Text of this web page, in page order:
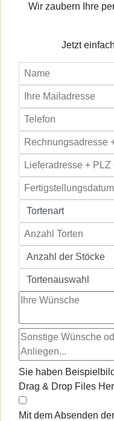
Wir zaubern Ihre
Jetzt
Sie haben
Drag & Drop Files
Mit dem Absenden